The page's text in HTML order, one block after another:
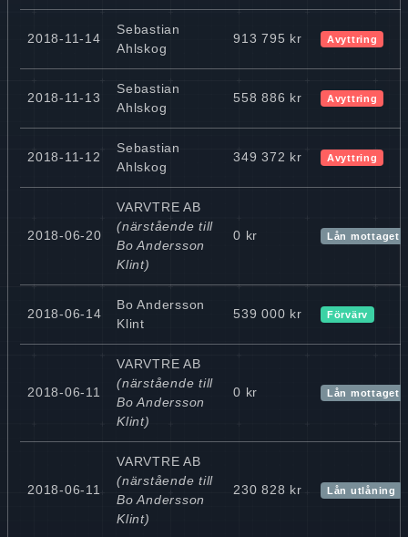
2018-11-14
Sebastian
Ahlskog
913 795 kr Avyttring
2018-11-13
Sebastian
Ahlskog
558 886 kr Avyttring
2018-11-12
Sebastian
Ahlskog
349 372 kr Avyttring
2018-06-20
VARVTRE AB
(närstående till
Bo Andersson
Klint)
0 kr Lån mottaget
2018-06-14
Bo Andersson
Klint
539 000 kr Förvärv
2018-06-11
VARVTRE AB
(närstående till
Bo Andersson
Klint)
0 kr Lån mottaget
2018-06-11
VARVTRE AB
(närstående till
Bo Andersson
Klint)
230 828 kr Lån utlåning